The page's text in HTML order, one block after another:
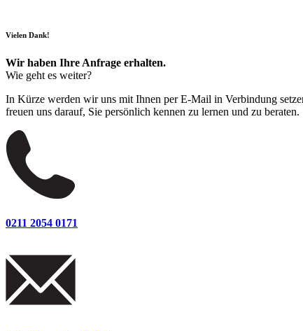
Vielen Dank!
Wir haben Ihre Anfrage erhalten.
Wie geht es weiter?
In Kürze werden wir uns mit Ihnen per E-Mail in Verbindung
freuen uns darauf, Sie persönlich kennen zu lernen und zu beraten.
0211 2054 0171